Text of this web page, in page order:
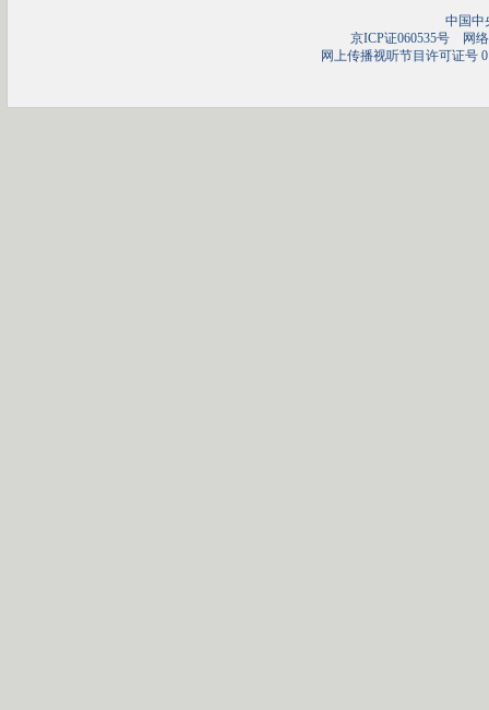
中国中
京ICP证060535号网络
网上传播视听节目许可证号